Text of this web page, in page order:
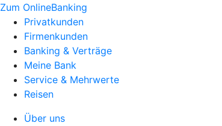
Zum OnlineBanking
Privatkunden
Firmenkunden
Banking & Verträge
Meine Bank
Service & Mehrwerte
Reisen
Über uns